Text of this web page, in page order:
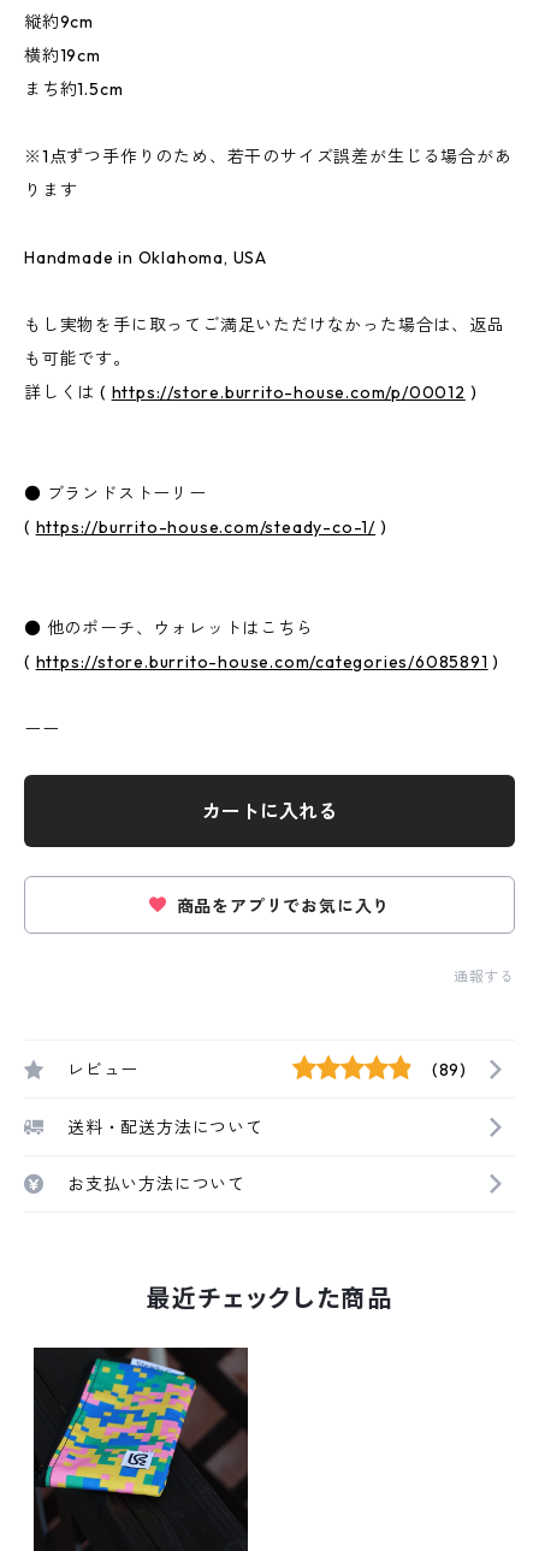
縦約9cm
横約19cm
まち約1.5cm
※1点ずつ手作りのため、若干のサイズ誤差が生じる場合があ
ります
Handmade in Oklahoma, USA
もし実物を手に取ってご満足いただけなかった場合は、返品
も可能です。
詳しくは ( https://store.burrito-house.com/p/00012 )
● ブランドストーリー
( https://burrito-house.com/steady-co-1/ )
● 他のポーチ、ウォレットはこちら
( https://store.burrito-house.com/categories/6085891 )
ーー
カートに入れる
商品をアプリでお気に入り
通報する
レビュー (89)
送料・配送方法について
お支払い方法について
最近チェックした商品